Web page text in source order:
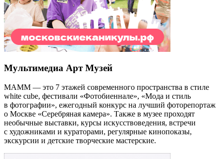
Мультимедиа Арт Музей
МАММ — это 7 этажей современного пространства в стиле
white cube, фестивали «Фотобиеннале», «Мода и стиль
в фотографии», ежегодный конкурс на лучший фоторепортаж
о Москве «Серебряная камера». Также в музее проходят
необычные выставки, курсы искусствоведения, встречи
с художниками и кураторами, регулярные кинопоказы,
экскурсии и детские творческие мастерские.